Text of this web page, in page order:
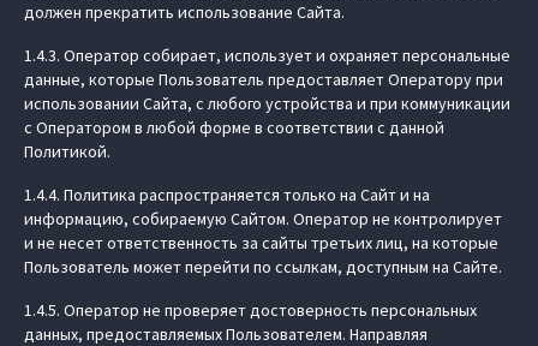
должен прекратить использование Сайта.
1.4.3. Оператор собирает, использует и охраняет персональные
данные, которые Пользователь предоставляет Оператору при
использовании Сайта, с любого устройства и при коммуникации
с Оператором в любой форме в соответствии с данной
Политикой.
1.4.4. Политика распространяется только на Сайт и на
информацию, собираемую Сайтом. Оператор не контролирует
и не несет ответственность за сайты третьих лиц, на которые
Пользователь может перейти по ссылкам, доступным на Сайте.
1.4.5. Оператор не проверяет достоверность персональных
данных, предоставляемых Пользователем. Направляя